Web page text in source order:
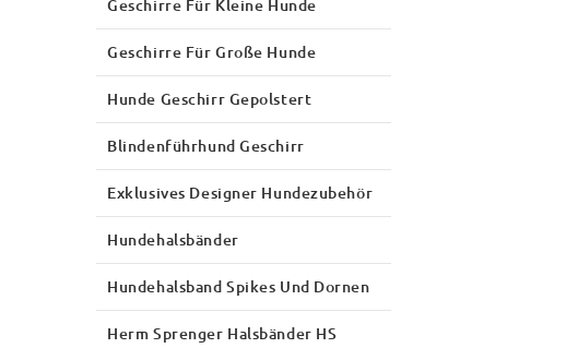
Geschirre Für Kleine Hunde
Geschirre Für Große Hunde
Hunde Geschirr Gepolstert
Blindenführhund Geschirr
Exklusives Designer Hundezubehör
Hundehalsbänder
Hundehalsband Spikes Und Dornen
Herm Sprenger Halsbänder HS